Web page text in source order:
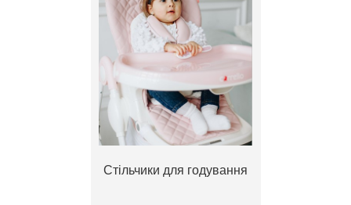
Стільчики для годування